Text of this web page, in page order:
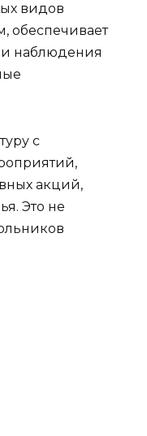
видов
обеспечивает
наблюдения
с
акций,
Это не